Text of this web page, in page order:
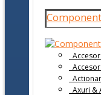
Axuri &